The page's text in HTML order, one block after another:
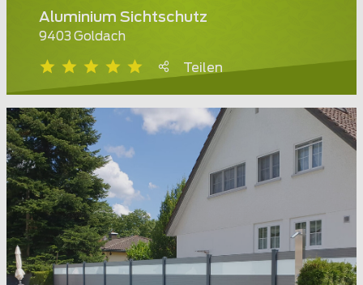
Aluminium Sichtschutz
9403 Goldach
Teilen